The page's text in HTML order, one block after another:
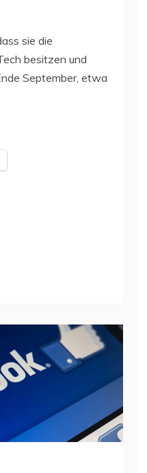
sie die
besitzen und
September, etwa